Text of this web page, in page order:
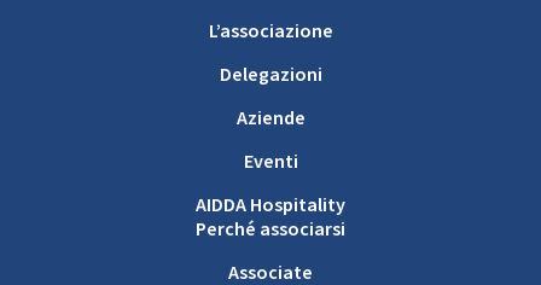
L’associazione
Delegazioni
Aziende
Eventi
AIDDA Hospitality
Perché associarsi
Associate